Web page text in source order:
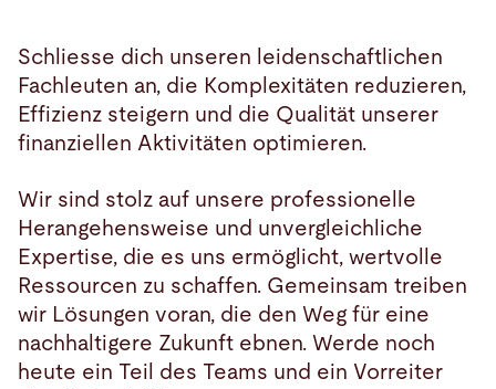
Schliesse dich unseren leidenschaftlichen
Fachleuten an, die Komplexitäten reduzieren,
Effizienz steigern und die Qualität unserer
finanziellen Aktivitäten optimieren.
Wir sind stolz auf unsere professionelle
Herangehensweise und unvergleichliche
Expertise, die es uns ermöglicht, wertvolle
Ressourcen zu schaffen. Gemeinsam treiben
wir Lösungen voran, die den Weg für eine
nachhaltigere Zukunft ebnen. Werde noch
heute ein Teil des Teams und ein Vorreiter